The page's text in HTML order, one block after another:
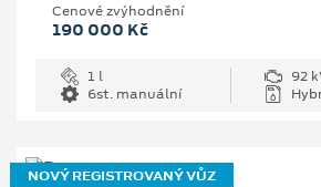
Cenové zvýhodnění
190 000 Kč
1 l
92
6st. manuální
NOVÝ REGISTROVANÝ VŮZ